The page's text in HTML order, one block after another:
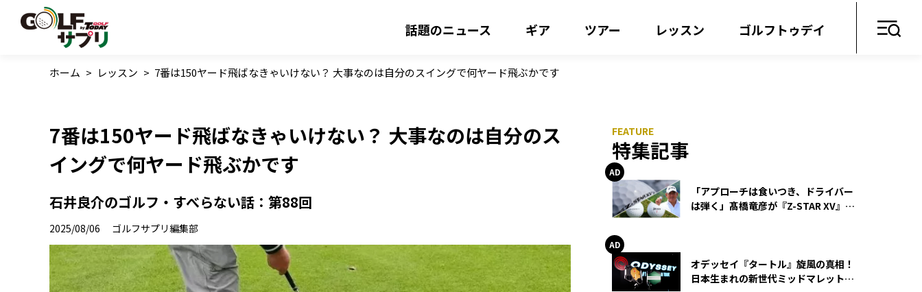
話題のニュース ギア ツアー レッスン ゴルフトゥデイ
ホーム > レッスン > 7番は150ヤード飛ばなきゃいけない？ 大事なのは自分のスイングで何ヤード飛ぶかです
7番は150ヤード飛ばなきゃいけない？ 大事なのは自分のス
イングで何ヤード飛ぶかです
石井良介のゴルフ・すべらない話：第88回
2025/08/06 ゴルフサプリ編集部
特集記事
「アプローチは食いつき、ドライバー
は弾く」髙橋竜彦が『Z-STAR XV』を
オデッセイ『タートル』旋風の真相！
日本生まれの新世代ミッドマレットが